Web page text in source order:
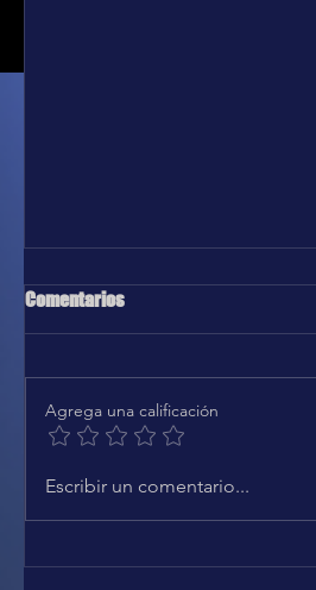
Karol G, Greg Gonzalez - Después
Comentarios
Agrega una calificación
Escribir un comentario...